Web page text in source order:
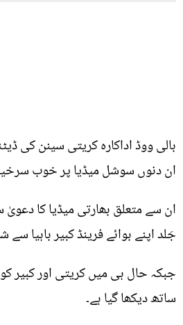
بالی ووڈ اداکارہ کریتی سینن کی
ان دنوں سوشل میڈیا پر خوب
ان سے متعلق بھارتی میڈیا کا دعویٰ
جَلد اپنے بوائے فرینڈ کبیر باہیا سے
جبکہ حال ہی میں کریتی اور کبیر
ساتھ دیکھا گیا ہے۔